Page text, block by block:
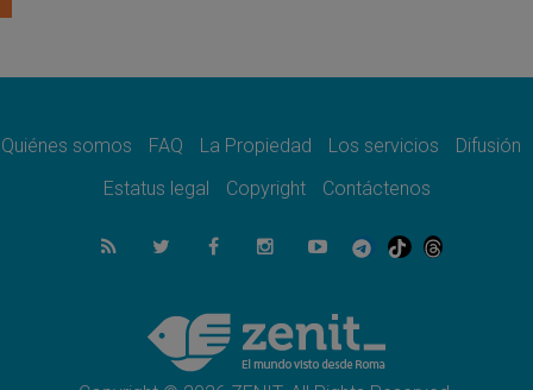
07.08.2026
07.08.2026
muertos en 300 días
Tagle: La guerra desfigura el mundo, solo la
revelación de Dios lo transfigura
Presentada la Trienal de Arte de las
Universidades Católicas: «Exercises in
Empathy»
Quiénes somos FAQ La Propiedad Los servicios
Difusión
Estatus legal
Copyright Contáctenos